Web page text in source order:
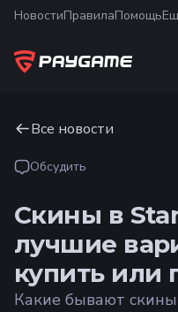
НовостиПравилаПомощь
Все новости
Обсудить
Скины в
лучшие
купить или
Какие бывают